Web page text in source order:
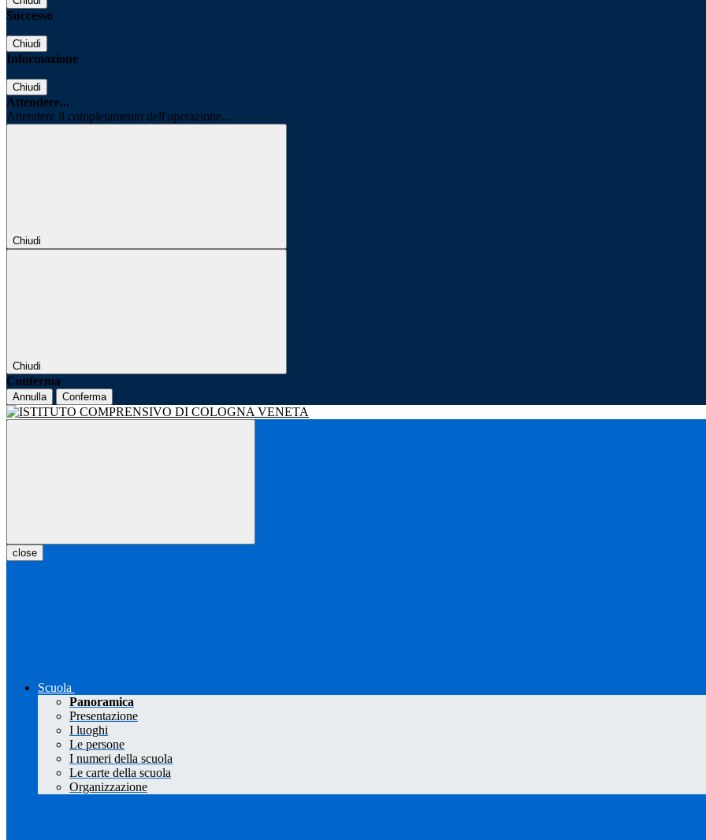
Successo
Chiudi
Informazione
Chiudi
Attendere...
Attendere il completamento dell'operazione...
Chiudi
Chiudi
Conferma
Annulla Conferma
close
Scuola
Panoramica
Presentazione
I luoghi
Le persone
I numeri della scuola
Le carte della scuola
Organizzazione